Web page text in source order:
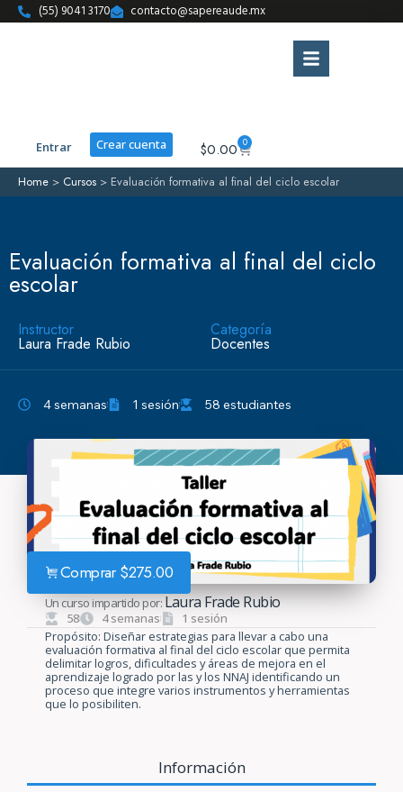
(55) 9041 3170 contacto@sapereaude.mx
Entrar Crear cuenta $0.00 0
Home > Cursos > Evaluación formativa al final del ciclo escolar
Evaluación formativa al final del ciclo
escolar
Instructor
Laura Frade Rubio
Categoría
Docentes
4 semanas 1 sesión 58 estudiantes
Información
Comprar $275.00
Un curso impartido por:Laura Frade Rubio
58 4 semanas
1 sesión
Propósito: Diseñar estrategias para llevar a cabo una
evaluación formativa al final del ciclo escolar que permita
delimitar logros, dificultades y áreas de mejora en el
aprendizaje logrado por las y los NNAJ identificando un
proceso que integre varios instrumentos y herramientas
que lo posibiliten.